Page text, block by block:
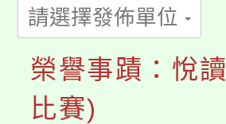
程
「本色祭」
場熱烈登場!
8/21下午1時
徵才活動。
YOUNG桃
請選擇發佈單位
榮譽事蹟：悅
比賽)